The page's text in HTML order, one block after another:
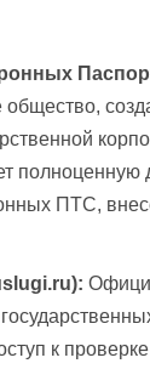
общество,
полноценную
ПТС,
к